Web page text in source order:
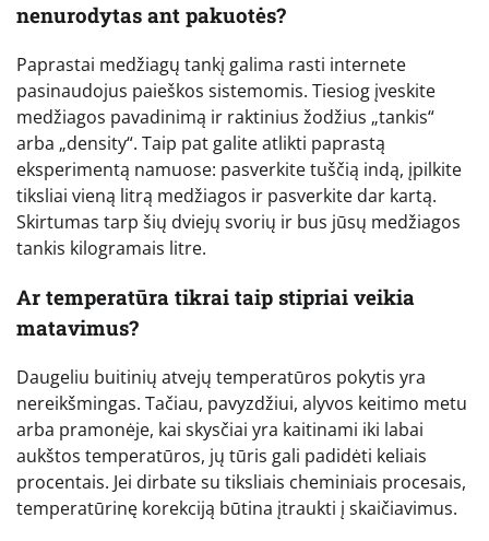
nenurodytas ant pakuotės?
Paprastai medžiagų tankį galima rasti internete
pasinaudojus paieškos sistemomis. Tiesiog įveskite
medžiagos pavadinimą ir raktinius žodžius „tankis“
arba „density“. Taip pat galite atlikti paprastą
eksperimentą namuose: pasverkite tuščią indą, įpilkite
tiksliai vieną litrą medžiagos ir pasverkite dar kartą.
Skirtumas tarp šių dviejų svorių ir bus jūsų medžiagos
tankis kilogramais litre.
Ar temperatūra tikrai taip stipriai veikia
matavimus?
Daugeliu buitinių atvejų temperatūros pokytis yra
nereikšmingas. Tačiau, pavyzdžiui, alyvos keitimo metu
arba pramonėje, kai skysčiai yra kaitinami iki labai
aukštos temperatūros, jų tūris gali padidėti keliais
procentais. Jei dirbate su tiksliais cheminiais procesais,
temperatūrinę korekciją būtina įtraukti į skaičiavimus.